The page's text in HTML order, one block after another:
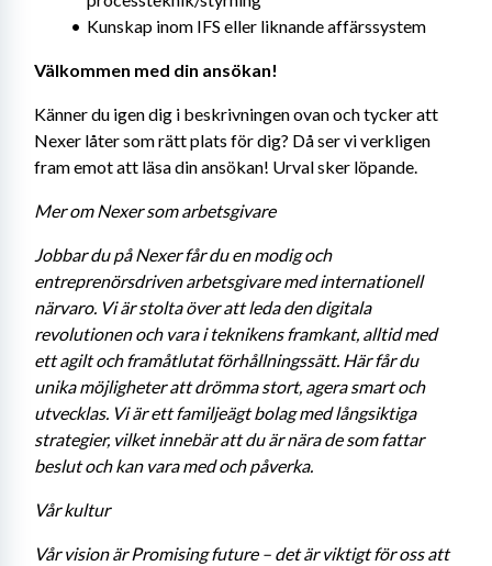
Kunskap inom IFS eller liknande affärssystem
Välkommen med din ansökan!
Känner du igen dig i beskrivningen ovan och tycker att
Nexer låter som rätt plats för dig? Då ser vi verkligen
fram emot att läsa din ansökan! Urval sker löpande.
Mer om Nexer som arbetsgivare
Jobbar du på Nexer får du en modig och
entreprenörsdriven arbetsgivare med internationell
närvaro. Vi är stolta över att leda den digitala
revolutionen och vara i teknikens framkant, alltid med
ett agilt och framåtlutat förhållningssätt. Här får du
unika möjligheter att drömma stort, agera smart och
utvecklas. Vi är ett familjeägt bolag med långsiktiga
strategier, vilket innebär att du är nära de som fattar
beslut och kan vara med och påverka.
Vår kultur
Vår vision är Promising future – det är viktigt för oss att